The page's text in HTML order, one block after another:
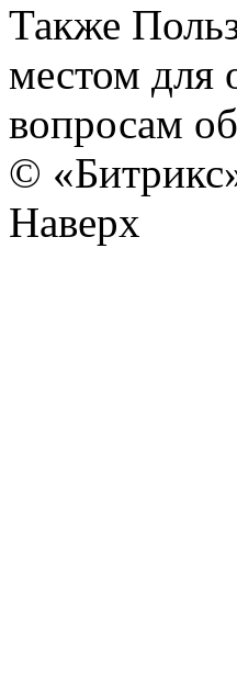
Также
местом для
вопросам
©
Наверх